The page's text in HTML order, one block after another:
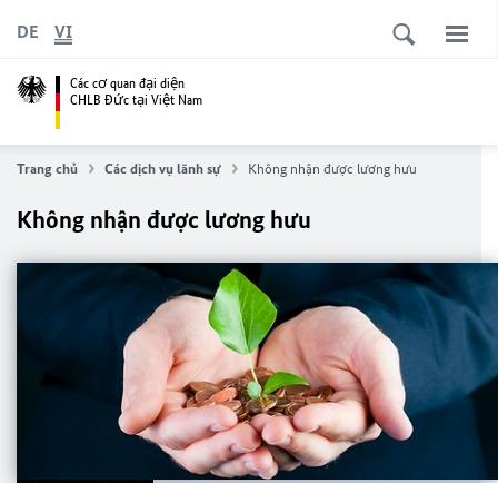
Các cơ quan đại diện
CHLB Đức tại Việt Nam
DE VI
Trang chủ Các dịch vụ lãnh sự Không nhận được lương hưu
Không nhận được lương hưu